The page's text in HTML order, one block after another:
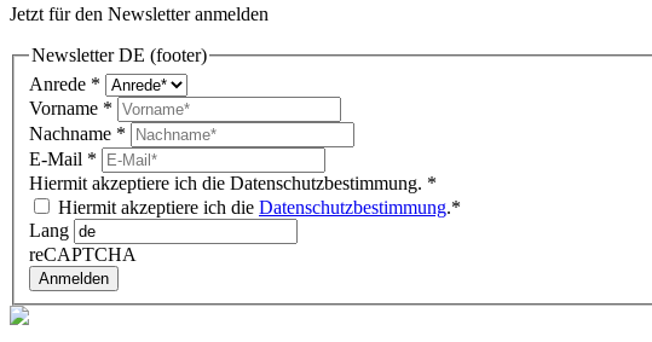
Jetzt für den Newsletter anmelden
Newsletter DE (footer)
Anrede *
Vorname *
Nachname *
E-Mail *
Hiermit akzeptiere ich die Datenschutzbestimmung. *
Hiermit akzeptiere ich die Datenschutzbestimmung.*
Lang
reCAPTCHA
Anmelden